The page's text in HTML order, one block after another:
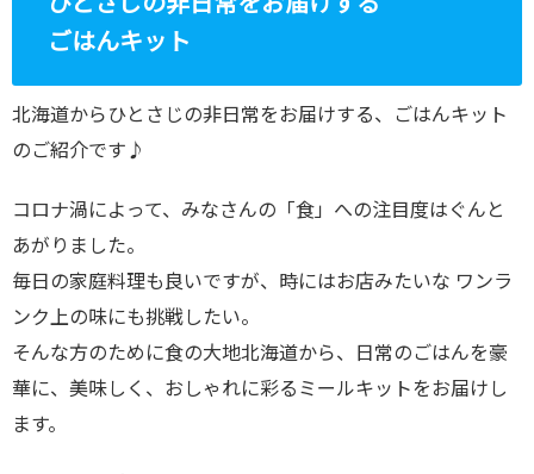
ひとさじの非日常をお届けする
ごはんキット
北海道からひとさじの非日常をお届けする、ごはんキット
のご紹介です♪
コロナ渦によって、みなさんの「食」への注目度はぐんと
あがりました。
毎日の家庭料理も良いですが、時にはお店みたいな ワンラ
ンク上の味にも挑戦したい。
そんな方のために食の大地北海道から、日常のごはんを豪
華に、美味しく、おしゃれに彩るミールキットをお届けし
ます。